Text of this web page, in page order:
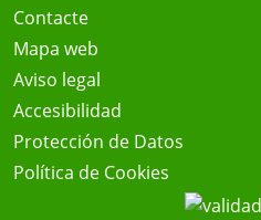
Contacte
Mapa web
Aviso legal
Accesibilidad
Protección de Datos
Política de Cookies